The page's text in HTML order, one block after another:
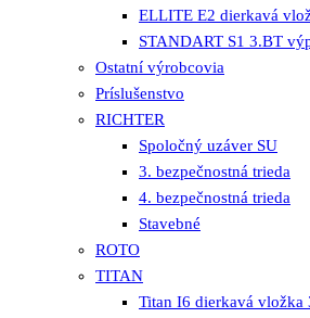
ELLITE E2 dierkavá
STANDART S1 3.BT
Ostatní výrobcovia
Príslušenstvo
RICHTER
Spoločný uzáver SU
3. bezpečnostná trieda
4. bezpečnostná trieda
Stavebné
ROTO
TITAN
Titan I6 dierkavá vložka